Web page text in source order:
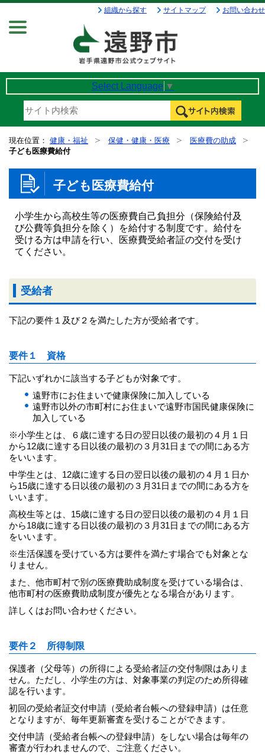
組織から探す サイトマップ お問い合わせ
Select Language ▼
現在位置： 健康・福祉 保健・健康・医療
医療費の助成
子ども医療費給付
子ども医療費給付
小学生から高校生等の医療費自己負担分（保険給付及
び公費等負担分を除く）を給付する制度です。給付を
受ける方は申請を行い、医療費受給者証の交付を受け
てください。
受給者
下記の要件１及び２を満たした方が受給者です。
要件１ 資格
下記いずれかに該当する子どもが対象です。
遠野市にお住まいで健康保険に加入している
遠野市以外の市町村にお住まいで遠野市国民健康保険に
加入している
※小学生とは、６歳に達する日の翌日以後の最初の４月１日
から12歳に達する日以後の最初の３月31日までの間にある方
をいいます。
中学生とは、12歳に達する日の翌日以後の最初の４月１日か
ら15歳に達する日以後の最初の３月31日までの間にある方を
いいます。
高校生等とは、15歳に達する日の翌日以後の最初の４月１日
から18歳に達する日以後の最初の３月31日までの間にある方
をいいます。
※生活保護を受けている方は要件を満たす場合でも対象とな
りません。
また、他市町村で別の医療費助成制度を受けている場合は、
他市町村の医療費助成制度が優先となる場合があります。
詳しくはお問い合わせください。
要件２ 所得制限
保護者（父母等）の所得による受給者証の交付制限はありま
せん。ただし、小学生の方は、対象事業の判定のため所得確
認を行います。
初回の受給者証交付申請（受給者台帳への登録申請）は任意
となりますが、毎年更新審査を受けることができます。
交付申請（受給者台帳への登録申請）をしない場合は毎年の
審査が行われませんので、ご注意ください。